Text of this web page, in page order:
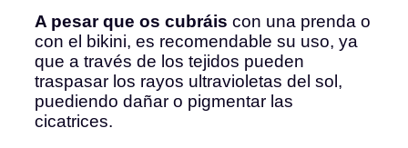
A pesar que os cubráis con una prenda o
con el bikini, es recomendable su uso, ya
que a través de los tejidos pueden
traspasar los rayos ultravioletas del sol,
puediendo dañar o pigmentar las
cicatrices.